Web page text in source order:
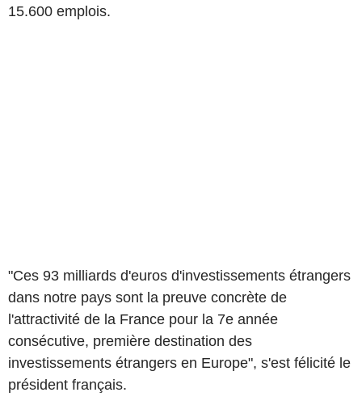
15.600 emplois.
"Ces 93 milliards d'euros d'investissements étrangers
dans notre pays sont la preuve concrète de
l'attractivité de la France pour la 7e année
consécutive, première destination des
investissements étrangers en Europe", s'est félicité le
président français.